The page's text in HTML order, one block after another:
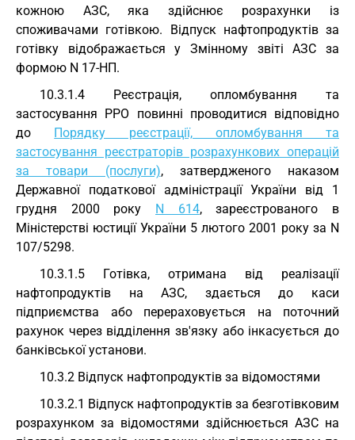
кожною АЗС, яка здійснює розрахунки із
споживачами готівкою. Відпуск нафтопродуктів за
готівку відображається у Змінному звіті АЗС за
формою N 17-НП.
10.3.1.4 Реєстрація, опломбування та
застосування РРО повинні проводитися відповідно
до Порядку реєстрації, опломбування та
застосування реєстраторів розрахункових операцій
за товари (послуги), затвердженого наказом
Державної податкової адміністрації України від 1
грудня 2000 року N 614, зареєстрованого в
Міністерстві юстиції України 5 лютого 2001 року за N
107/5298.
10.3.1.5 Готівка, отримана від реалізації
нафтопродуктів на АЗС, здається до каси
підприємства або перераховується на поточний
рахунок через відділення зв'язку або інкасується до
банківської установи.
10.3.2 Відпуск нафтопродуктів за відомостями
10.3.2.1 Відпуск нафтопродуктів за безготівковим
розрахунком за відомостями здійснюється АЗС на